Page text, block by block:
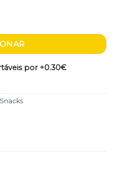
com pepitas de
por +0.30€
Snacks